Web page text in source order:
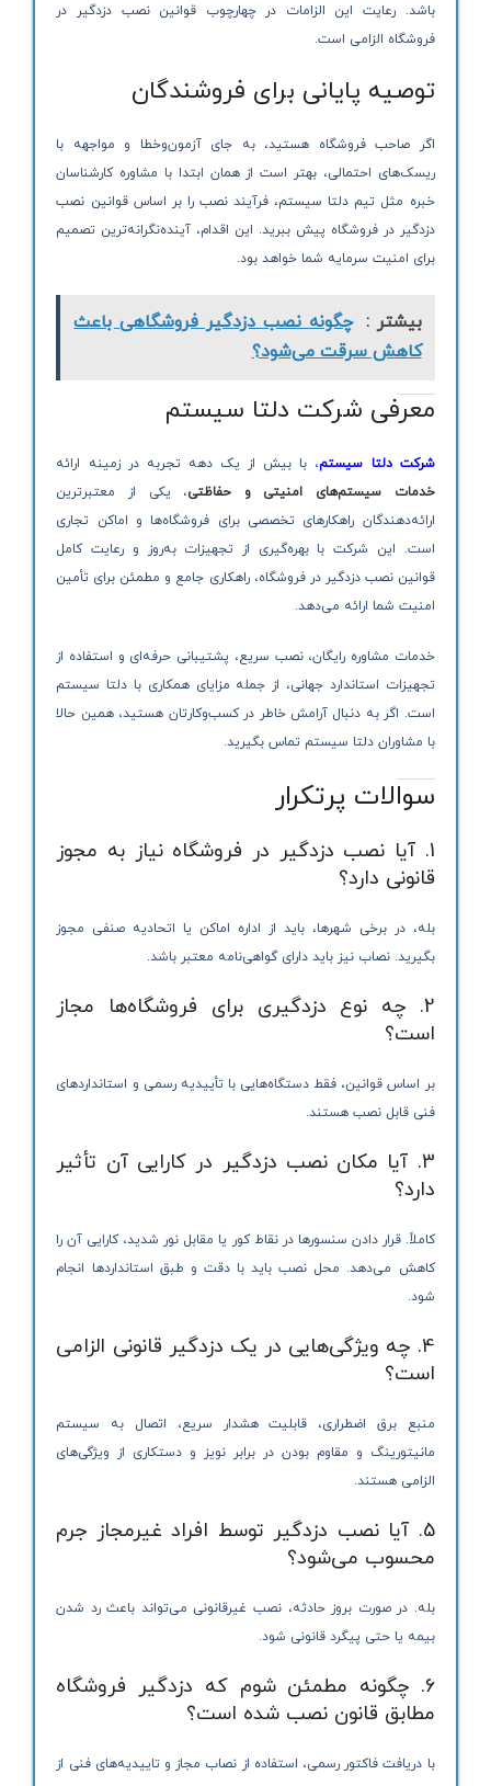
باشد. رعایت این الزامات در چهارچوب قوانین نصب دزدگیر در
فروشگاه الزامی است.
توصیه پایانی برای فروشندگان
اگر صاحب فروشگاه هستید، به جای آزمون‌وخطا و مواجهه با
ریسک‌های احتمالی، بهتر است از همان ابتدا با مشاوره کارشناسان
خبره مثل تیم دلتا سیستم، فرآیند نصب را بر اساس قوانین نصب
دزدگیر در فروشگاه پیش ببرید. این اقدام، آینده‌نگرانه‌ترین تصمیم
برای امنیت سرمایه شما خواهد بود.
بیشتر : چگونه نصب دزدگیر فروشگاهی باعث
کاهش سرقت می‌شود؟
معرفی شرکت دلتا سیستم
شرکت دلتا سیستم، با بیش از یک دهه تجربه در زمینه ارائه
خدمات سیستم‌های امنیتی و حفاظتی، یکی از معتبرترین
ارائه‌دهندگان راهکارهای تخصصی برای فروشگاه‌ها و اماکن تجاری
است. این شرکت با بهره‌گیری از تجهیزات به‌روز و رعایت کامل
قوانین نصب دزدگیر در فروشگاه، راهکاری جامع و مطمئن برای تأمین
امنیت شما ارائه می‌دهد.
خدمات مشاوره رایگان، نصب سریع، پشتیبانی حرفه‌ای و استفاده از
تجهیزات استاندارد جهانی، از جمله مزایای همکاری با دلتا سیستم
است. اگر به دنبال آرامش خاطر در کسب‌وکارتان هستید، همین حالا
با مشاوران دلتا سیستم تماس بگیرید.
سوالات پرتکرار
1. آیا نصب دزدگیر در فروشگاه نیاز به مجوز
قانونی دارد؟
بله، در برخی شهرها، باید از اداره اماکن یا اتحادیه صنفی مجوز
بگیرید. نصاب نیز باید دارای گواهی‌نامه معتبر باشد.
2. چه نوع دزدگیری برای فروشگاه‌ها مجاز
است؟
بر اساس قوانین، فقط دستگاه‌هایی با تأییدیه رسمی و استانداردهای
فنی قابل نصب هستند.
3. آیا مکان نصب دزدگیر در کارایی آن تأثیر
دارد؟
کاملاً. قرار دادن سنسورها در نقاط کور یا مقابل نور شدید، کارایی آن را
کاهش می‌دهد. محل نصب باید با دقت و طبق استانداردها انجام
شود.
4. چه ویژگی‌هایی در یک دزدگیر قانونی الزامی
است؟
منبع برق اضطراری، قابلیت هشدار سریع، اتصال به سیستم
مانیتورینگ و مقاوم بودن در برابر نویز و دستکاری از ویژگی‌های
الزامی هستند.
5. آیا نصب دزدگیر توسط افراد غیرمجاز جرم
محسوب می‌شود؟
بله. در صورت بروز حادثه، نصب غیرقانونی می‌تواند باعث رد شدن
بیمه یا حتی پیگرد قانونی شود.
6. چگونه مطمئن شوم که دزدگیر فروشگاه
مطابق قانون نصب شده است؟
با دریافت فاکتور رسمی، استفاده از نصاب مجاز و تاییدیه‌های فنی از